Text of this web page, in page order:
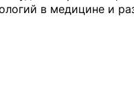
в медицине и